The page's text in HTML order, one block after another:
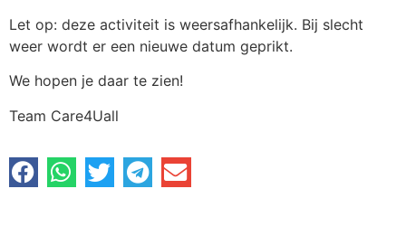
Let op: deze activiteit is weersafhankelijk. Bij slecht
weer wordt er een nieuwe datum geprikt.
We hopen je daar te zien!
Team Care4Uall